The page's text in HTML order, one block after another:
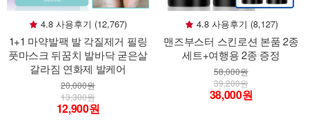
4.8 사용후기 (12,767)
1+1 마약발팩 발 각질제거 필링
풋마스크 뒤꿈치 발바닥 굳은살
갈라짐 연화제 발케어
20,000원
13,300원
12,900원
4.8 사용후기 (8,127)
맨즈부스터 스킨로션 본품 2종
세트+여행용 2종 증정
58,000원
39,200원
38,000원